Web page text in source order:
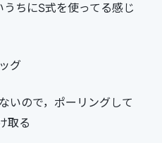
ちにS式を使ってる感じ
グ
いので，ポーリングして
取る